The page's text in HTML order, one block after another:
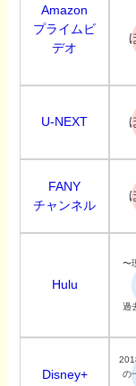
Amazon
プライムビ
デオ
U-NEXT
FANY
チャンネル
Hulu
〜
過
Disney+
の